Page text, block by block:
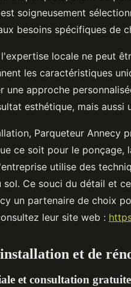
soigneusement
besoins spécifiques de
locale ne peut
les caractéristiques
une approche
esthétique, mais
Parqueteur Annecy
ce soit pour le
utilise des
Ce souci du détail et
un partenaire de choix
leur site web :
et de
et consultation gratuite